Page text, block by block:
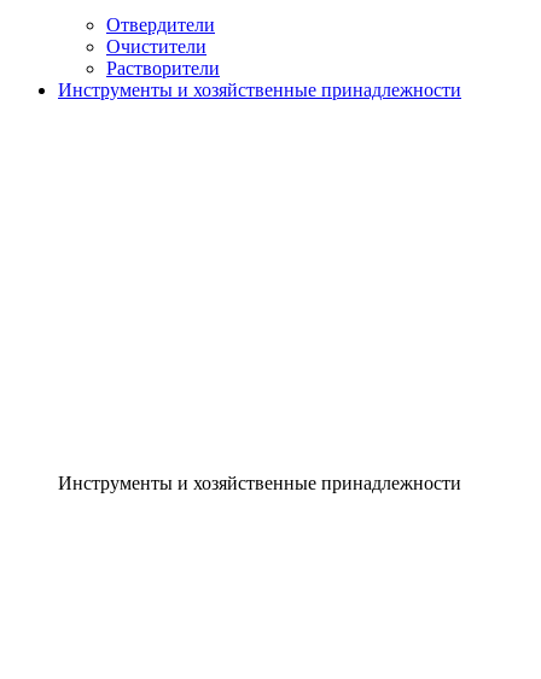
Отвердители
Очистители
Растворители
Инструменты и хозяйственные принадлежности
Инструменты и хозяйственные принадлежности